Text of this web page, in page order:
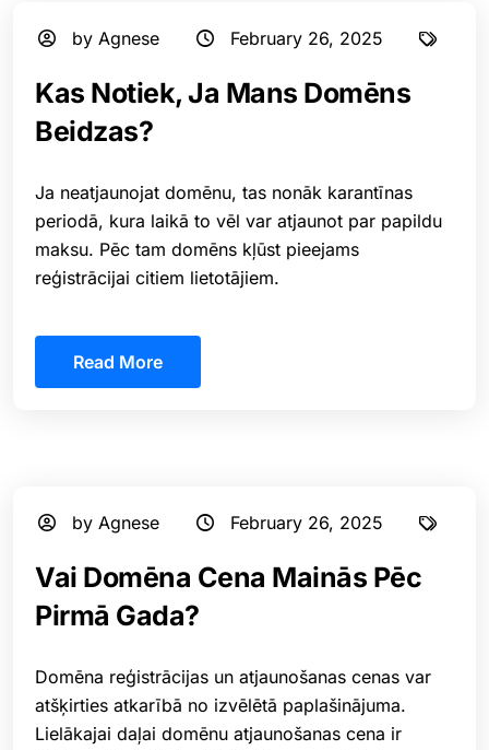
by Agnese February 26, 2025
Kas Notiek, Ja Mans Domēns
Beidzas?
Ja neatjaunojat domēnu, tas nonāk karantīnas
periodā, kura laikā to vēl var atjaunot par papildu
maksu. Pēc tam domēns kļūst pieejams
reģistrācijai citiem lietotājiem.
Read More
by Agnese February 26, 2025
Vai Domēna Cena Mainās Pēc
Pirmā Gada?
Domēna reģistrācijas un atjaunošanas cenas var
atšķirties atkarībā no izvēlētā paplašinājuma.
Lielākajai daļai domēnu atjaunošanas cena ir